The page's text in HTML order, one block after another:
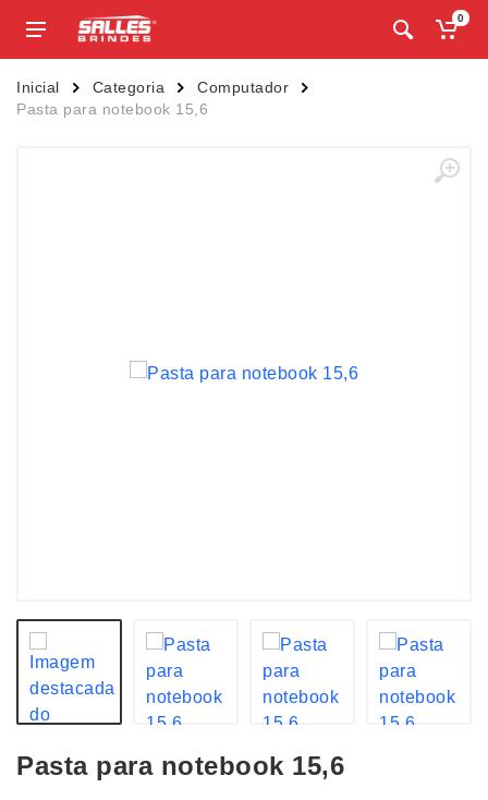
0
Inicial Categoria
Computador
Pasta para notebook 15,6
Pasta para notebook 15,6